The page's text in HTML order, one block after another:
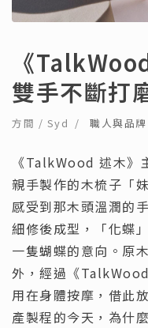
《
雙手不斷打
方間 / Syd 職人與品牌
《TalkWood 述木》
親手製作的木梳子「
感受到那木頭溫潤的
細修後成型，「化蝶
一隻蝴蝶的意向。原
外，經過《
用在身體按摩，借此
產製程的今天，為什